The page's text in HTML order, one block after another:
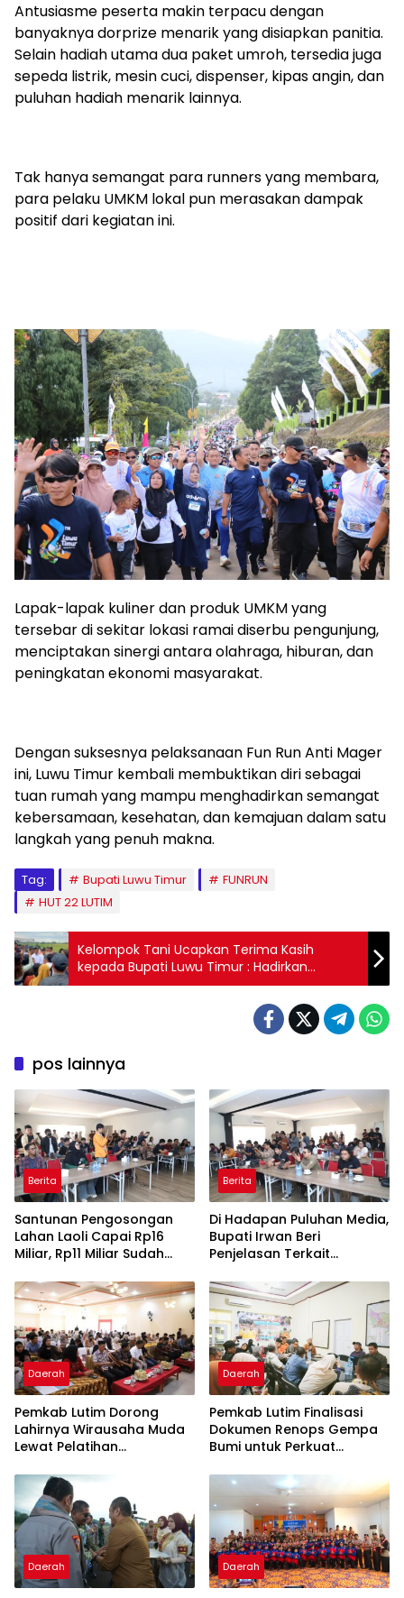
Antusiasme peserta makin terpacu dengan
banyaknya dorprize menarik yang disiapkan panitia.
Selain hadiah utama dua paket umroh, tersedia juga
sepeda listrik, mesin cuci, dispenser, kipas angin, dan
puluhan hadiah menarik lainnya.
Tak hanya semangat para runners yang membara,
para pelaku UMKM lokal pun merasakan dampak
positif dari kegiatan ini.
Lapak-lapak kuliner dan produk UMKM yang
tersebar di sekitar lokasi ramai diserbu pengunjung,
menciptakan sinergi antara olahraga, hiburan, dan
peningkatan ekonomi masyarakat.
Dengan suksesnya pelaksanaan Fun Run Anti Mager
ini, Luwu Timur kembali membuktikan diri sebagai
tuan rumah yang mampu menghadirkan semangat
kebersamaan, kesehatan, dan kemajuan dalam satu
langkah yang penuh makna.
Tag: Bupati Luwu Timur
FUNRUN
HUT 22 LUTIM
Kelompok Tani Ucapkan Terima Kasih
kepada Bupati Luwu Timur : Hadirkan
Mentan, Sejumlah Bantuan Diterima Petani
pos lainnya
Berita
Santunan Pengosongan
Lahan Laoli Capai Rp16
Miliar, Rp11 Miliar Sudah
Berita
Di Hadapan Puluhan Media,
Bupati Irwan Beri
Penjelasan Terkait
Daerah
Pemkab Lutim Dorong
Lahirnya Wirausaha Muda
Lewat Pelatihan
Daerah
Pemkab Lutim Finalisasi
Dokumen Renops Gempa
Bumi untuk Perkuat
Daerah Daerah